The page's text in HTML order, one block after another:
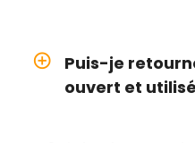
add_circle_outline
Puis-je
ouvert et